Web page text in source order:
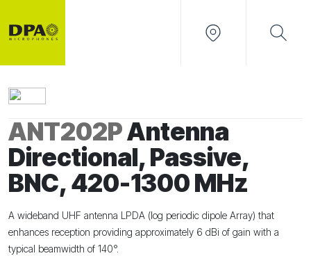
ANT202PAntenna
Directional, Passive,
BNC, 420-1300 MHz
A wideband UHF antenna LPDA (log periodic dipole Array) that
enhances reception providing approximately 6 dBi of gain with a
typical beamwidth of 140°.